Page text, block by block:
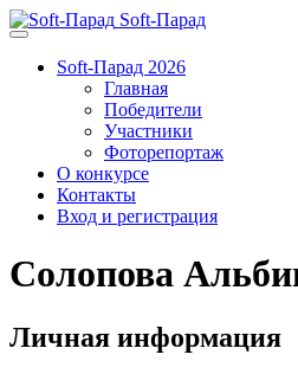
Soft-Парад
Soft-Парад 2026
Главная
Победители
Участники
Фоторепортаж
О конкурсе
Контакты
Вход и регистрация
Солопова
Личная информация